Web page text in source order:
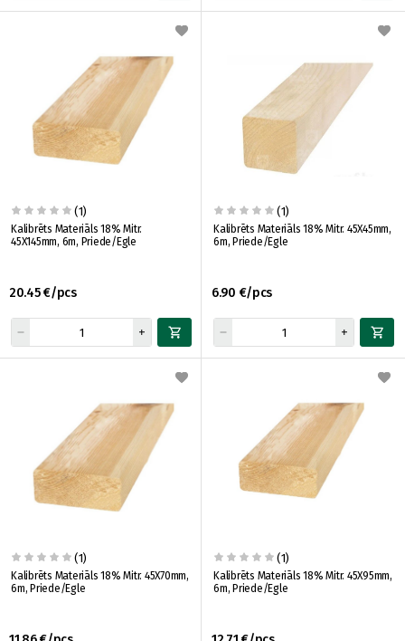
(1)
Kalibrēts Materiāls 18% Mitr.
45X145mm, 6m, Priede/Egle
20.45 €/pcs
(1)
Kalibrēts Materiāls 18% Mitr. 45X45mm,
6m, Priede/Egle
6.90 €/pcs
(1)
Kalibrēts Materiāls 18% Mitr. 45X70mm,
6m, Priede/Egle
(1)
Kalibrēts Materiāls 18% Mitr. 45X95mm,
6m, Priede/Egle